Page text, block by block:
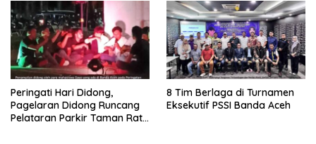
Peringati Hari Didong,
Pagelaran Didong Runcang
Pelataran Parkir Taman Ratu
8 Tim Berlaga di Turnamen
Eksekutif PSSI Banda Aceh